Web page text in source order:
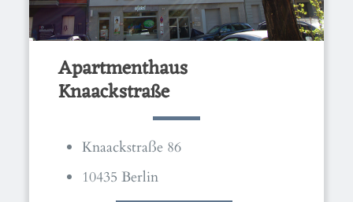
Apartmenthaus
Knaackstraße
Knaackstraße 86
10435 Berlin